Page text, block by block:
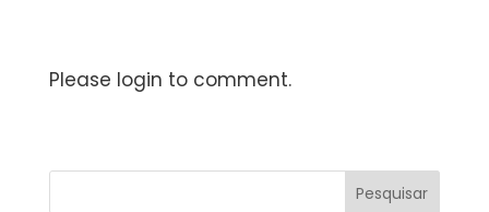
Please login to comment.